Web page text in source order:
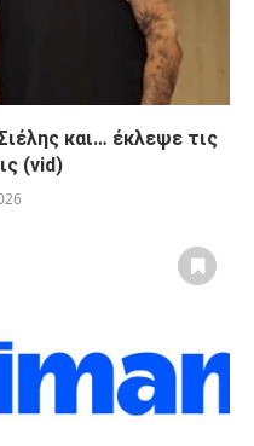
και… έκλεψε τις
(vid)